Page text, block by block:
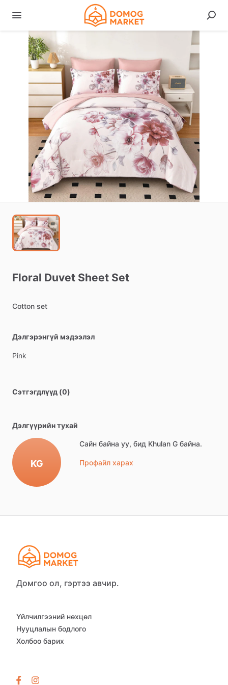
Floral Duvet Sheet Set
Cotton set
Дэлгэрэнгүй мэдээлэл
Pink
Сэтгэгдлүүд (0)
Дэлгүүрийн тухай
KG
Сайн байна уу, бид Khulan G байна.
Профайл харах
Домгоо ол, гэртээ авчир.
Үйлчилгээний нөхцөл
Нууцлалын бодлого
Холбоо барих